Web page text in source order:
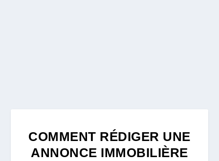
COMMENT RÉDIGER UNE
ANNONCE IMMOBILIÈRE